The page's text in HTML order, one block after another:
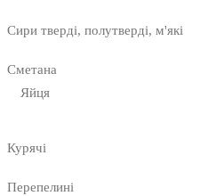
Сири тверді, полутверді, м'які
Сметана
Яйця
Курячі
Перепелині